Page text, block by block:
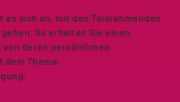
es sich an, mit den Teilnehmenden
So erhalten Sie einen
deren persönlichen
dem Thema.